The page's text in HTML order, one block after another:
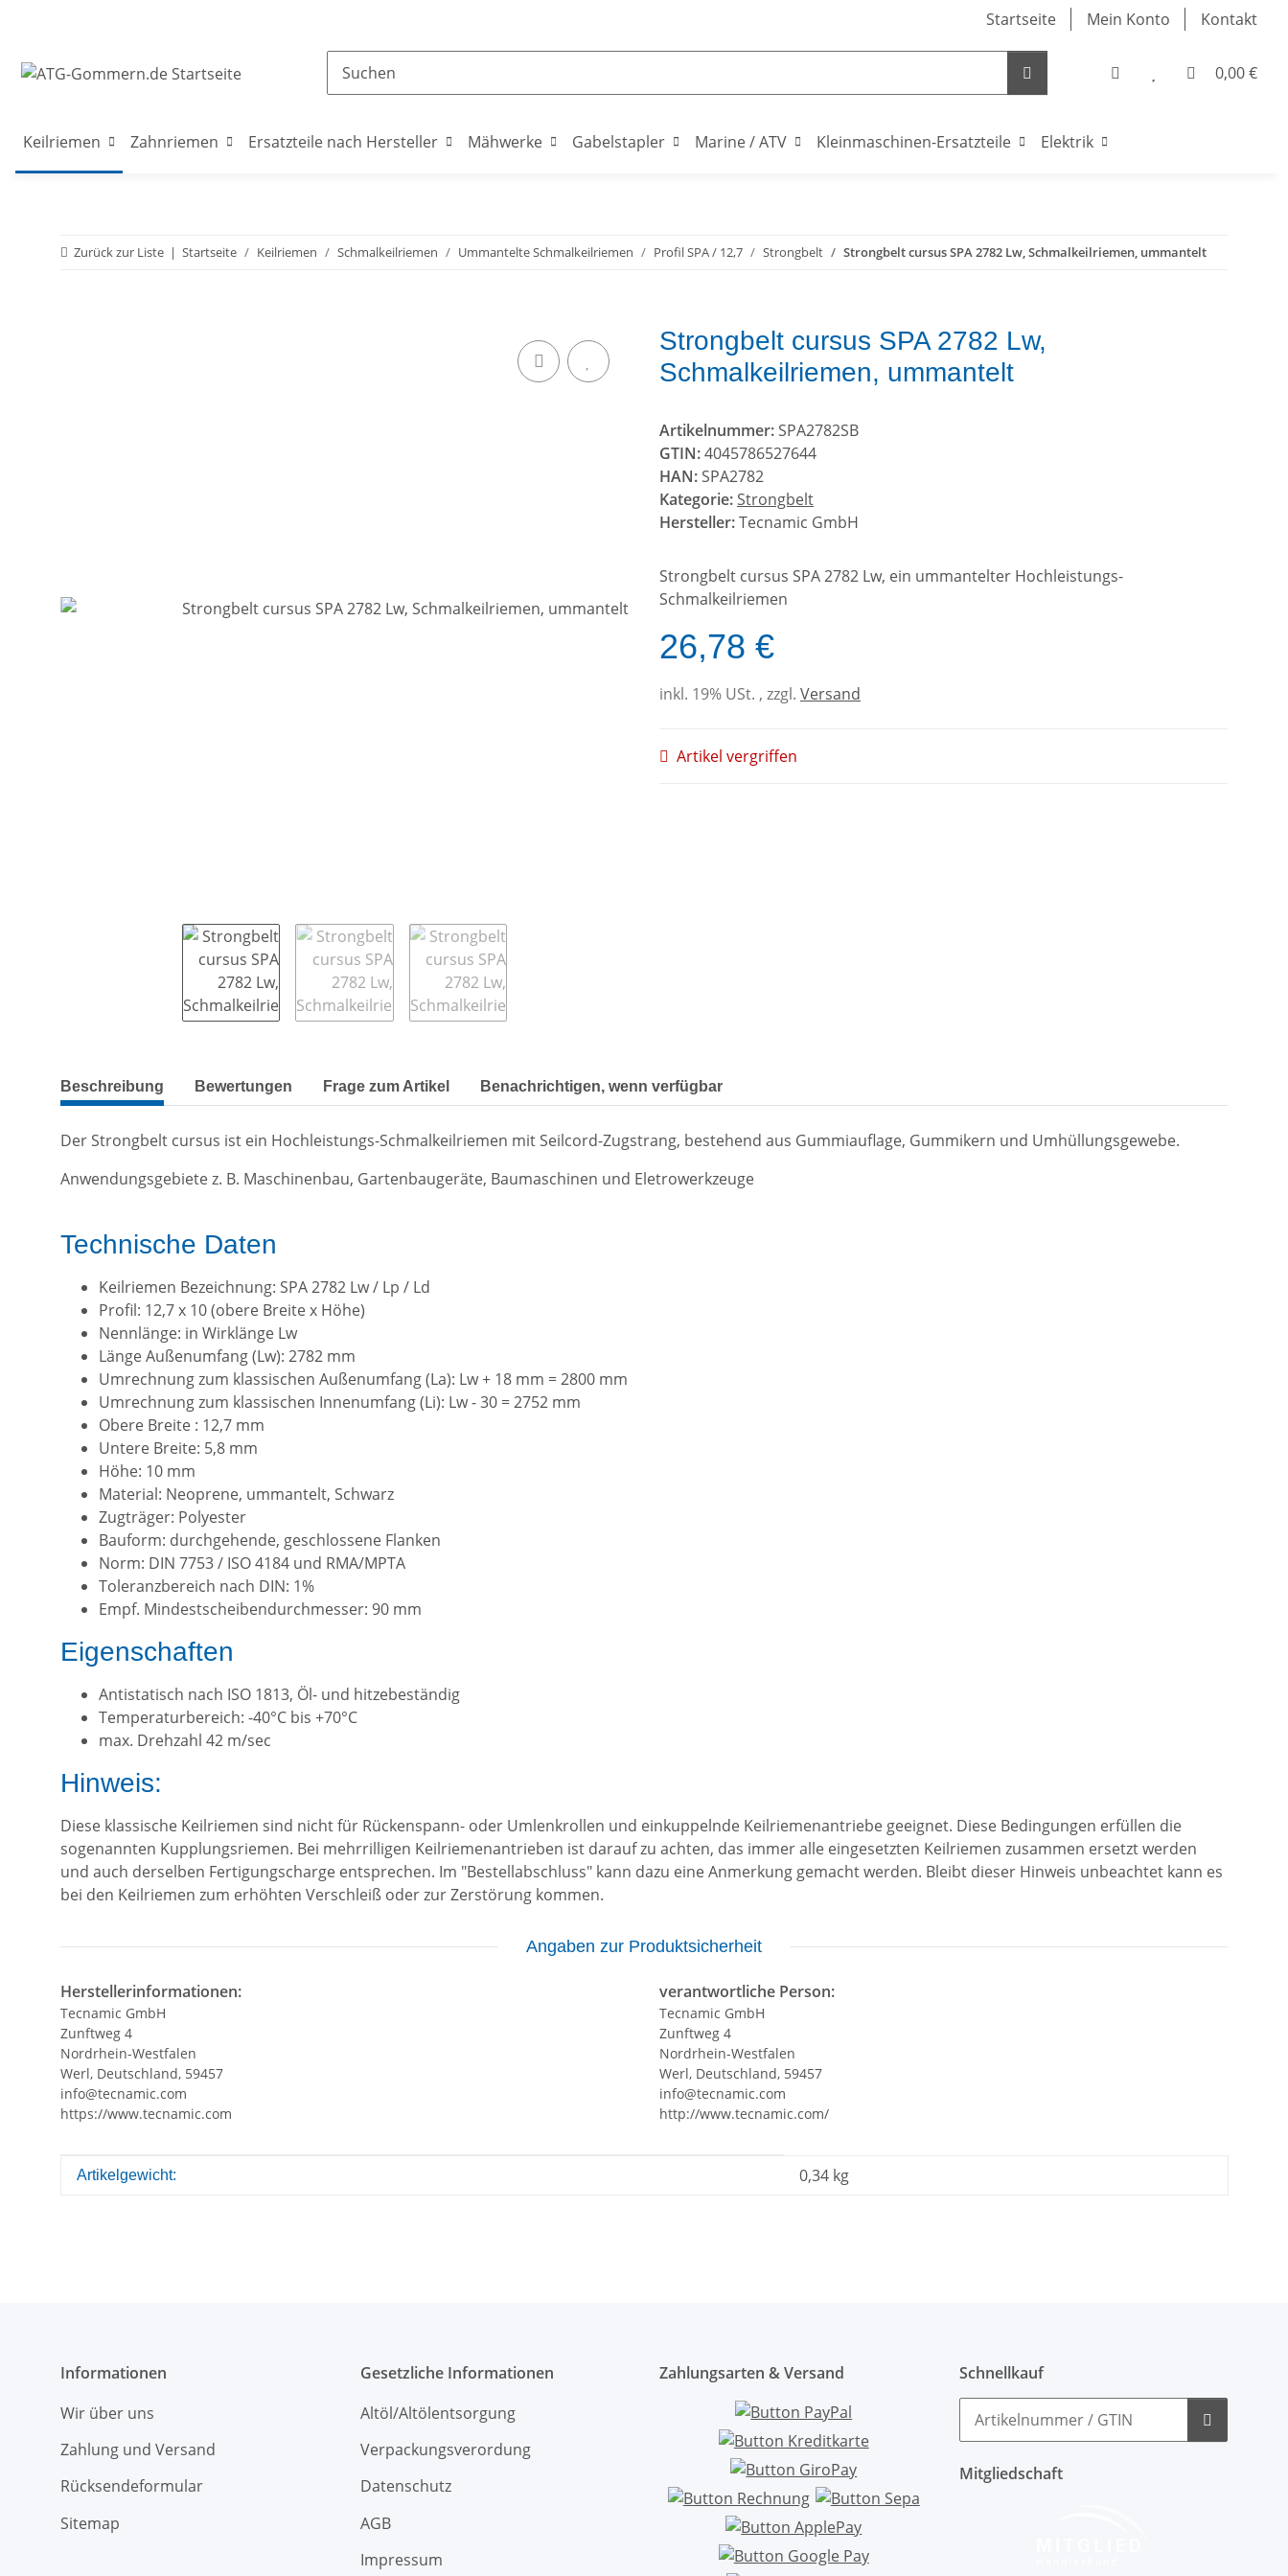
Startseite Mein Konto Kontakt
0,00 €
Keilriemen Zahnriemen Ersatzteile nach Hersteller Mähwerke Gabelstapler Marine / ATV Kleinmaschinen-Ersatzteile Elektrik
Zurück zur Liste Startseite Keilriemen Schmalkeilriemen Ummantelte Schmalkeilriemen Profil SPA / 12,7 Strongbelt Strongbelt cursus SPA 2782 Lw, Schmalkeilriemen, ummantelt
Strongbelt cursus SPA 2782 Lw,
Schmalkeilriemen, ummantelt
Artikelnummer: SPA2782SB
GTIN:4045786527644
HAN: SPA2782
Kategorie: Strongbelt
Hersteller:Tecnamic GmbH
Strongbelt cursus SPA 2782 Lw, ein ummantelter Hochleistungs-
Schmalkeilriemen
26,78 €
inkl. 19% USt. , zzgl. Versand
Artikel vergriffen
weitere Registerkarten anzeigen
Beschreibung Bewertungen Frage zum Artikel Benachrichtigen, wenn verfügbar
Der Strongbelt cursus ist ein Hochleistungs-Schmalkeilriemen mit Seilcord-Zugstrang, bestehend aus Gummiauflage, Gummikern und Umhüllungsgewebe.
Anwendungsgebiete z. B. Maschinenbau, Gartenbaugeräte, Baumaschinen und Eletrowerkzeuge
Technische Daten
Keilriemen Bezeichnung: SPA 2782 Lw / Lp / Ld
Profil: 12,7 x 10 (obere Breite x Höhe)
Nennlänge: in Wirklänge Lw
Länge Außenumfang (Lw): 2782 mm
Umrechnung zum klassischen Außenumfang (La): Lw + 18 mm = 2800 mm
Umrechnung zum klassischen Innenumfang (Li): Lw - 30 = 2752 mm
Obere Breite : 12,7 mm
Untere Breite: 5,8 mm
Höhe: 10 mm
Material: Neoprene, ummantelt, Schwarz
Zugträger: Polyester
Bauform: durchgehende, geschlossene Flanken
Norm: DIN 7753 / ISO 4184 und RMA/MPTA
Toleranzbereich nach DIN: 1%
Empf. Mindestscheibendurchmesser: 90 mm
Eigenschaften
Antistatisch nach ISO 1813, Öl- und hitzebeständig
Temperaturbereich: -40°C bis +70°C
max. Drehzahl 42 m/sec
Hinweis:
Diese klassische Keilriemen sind nicht für Rückenspann- oder Umlenkrollen und einkuppelnde Keilriemenantriebe geeignet. Diese Bedingungen erfüllen die
sogenannten Kupplungsriemen. Bei mehrrilligen Keilriemenantrieben ist darauf zu achten, das immer alle eingesetzten Keilriemen zusammen ersetzt werden
und auch derselben Fertigungscharge entsprechen. Im "Bestellabschluss" kann dazu eine Anmerkung gemacht werden. Bleibt dieser Hinweis unbeachtet kann es
bei den Keilriemen zum erhöhten Verschleiß oder zur Zerstörung kommen.
Angaben zur Produktsicherheit
Herstellerinformationen:
Tecnamic GmbH
Zunftweg 4
Nordrhein-Westfalen
Werl, Deutschland, 59457
info@tecnamic.com
https://www.tecnamic.com
verantwortliche Person:
Tecnamic GmbH
Zunftweg 4
Nordrhein-Westfalen
Werl, Deutschland, 59457
info@tecnamic.com
http://www.tecnamic.com/
Produkteigenschaft
Wert
Artikelgewicht: 0,34 kg
Informationen
Wir über uns
Zahlung und Versand
Rücksendeformular
Sitemap
Gesetzliche Informationen
Altöl/Altölentsorgung
Verpackungsverordung
Datenschutz
AGB
Impressum
Zahlungsarten & Versand Schnellkauf
Mitgliedschaft